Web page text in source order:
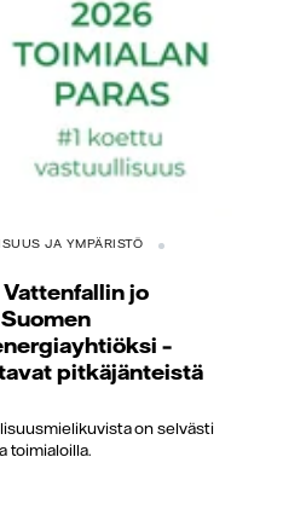
JA YMPÄRISTÖ
jo
–
pitkäjänteistä
on selvästi
toimialoilla.